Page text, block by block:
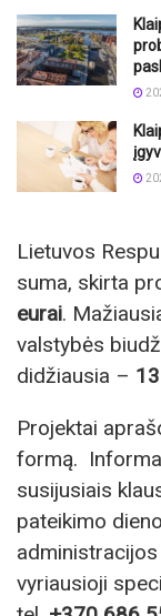
Lietuvos
suma, skirta
eurai.
valstybės
didžiausia –
Projektai
formą.
susijusiais
pateikimo
vyriausioji